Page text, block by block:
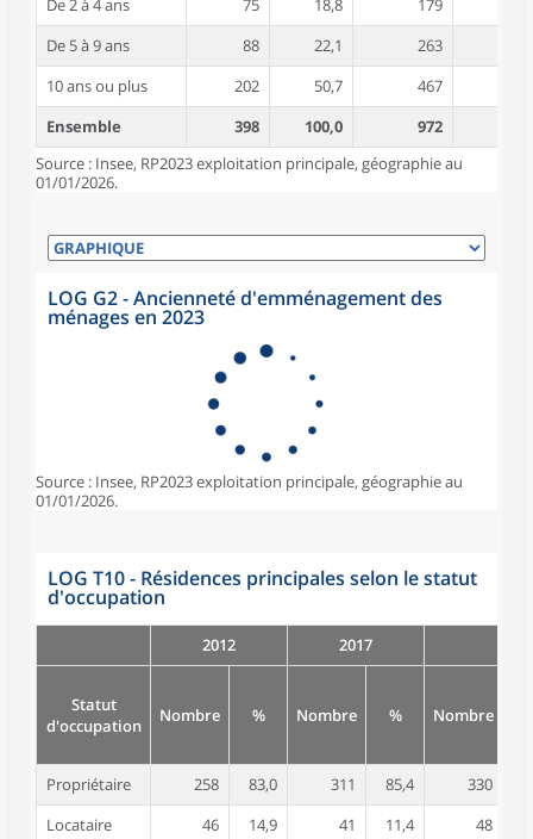
De 2 à 4 ans 75 18,8 179
De 5 à 9 ans
88 22,1 263
10 ans ou plus
202 50,7 467
Ensemble
398 100,0 972
Source : Insee, RP2023 exploitation principale, géographie au
01/01/2026.
LOG G2 - Ancienneté d'emménagement des
ménages en 2023
Source : Insee, RP2023 exploitation principale, géographie au
01/01/2026.
LOG T10 - Résidences principales selon le statut
d'occupation
2012 2017
Statut
d'occupation
Nombre % Nombre % Nombre
Propriétaire 258 83,0 311 85,4 330
Locataire
46 14,9 41 11,4 48